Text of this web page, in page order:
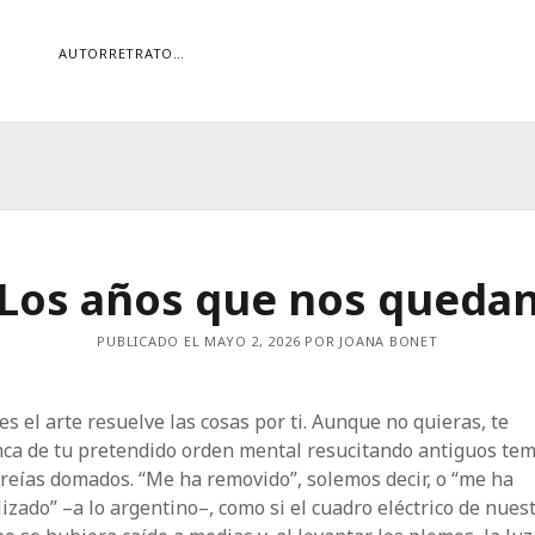
AUTORRETRATO…
Los años que nos
PUBLICADO EL MAYO 2, 2026 POR JOANA BONET
el arte resuelve las cosas por ti. Aunque no quieras, te
de tu pretendido orden mental resucitando antiguos
domados. “Me ha removido”, solemos decir, o “me ha
–a lo argentino–, como si el cuadro eléctrico de